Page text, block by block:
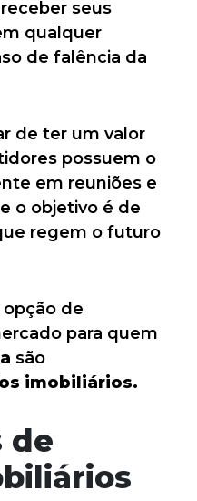
seus
qualquer
de falência da
de ter um valor
possuem o
em reuniões e
o objetivo é de
regem o futuro
de
para quem
são
imobiliários.
de